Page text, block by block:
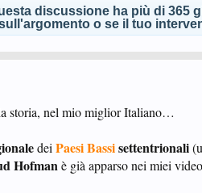
discussione ha più di 365
o se il tuo
storia, nel mio miglior Italiano…
dei Paesi Bassisettentrionali
Hofmanè già apparso nei miei